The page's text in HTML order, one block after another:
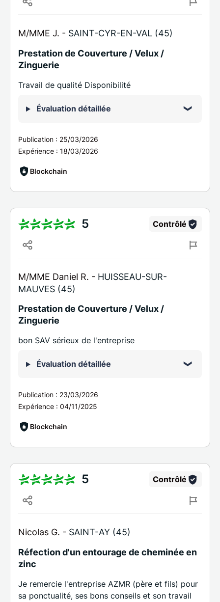
M/MME J. - SAINT-CYR-EN-VAL (45)
Prestation de Couverture / Velux /
Zinguerie
Travail de qualité Disponibilité
Évaluation détaillée
Publication : 25/03/2026
Expérience : 18/03/2026
Blockchain
5 Contrôlé
M/MME Daniel R. - HUISSEAU-SUR-
MAUVES (45)
Prestation de Couverture / Velux /
Zinguerie
bon SAV sérieux de l'entreprise
Évaluation détaillée
Publication : 23/03/2026
Expérience : 04/11/2025
Blockchain
5 Contrôlé
Nicolas G. - SAINT-AY (45)
Réfection d'un entourage de cheminée en
zinc
Je remercie l'entreprise AZMR (père et fils) pour
sa ponctualité, ses bons conseils et son travail